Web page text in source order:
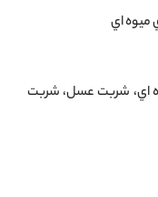
اي
اي، شربت عسل، شربت